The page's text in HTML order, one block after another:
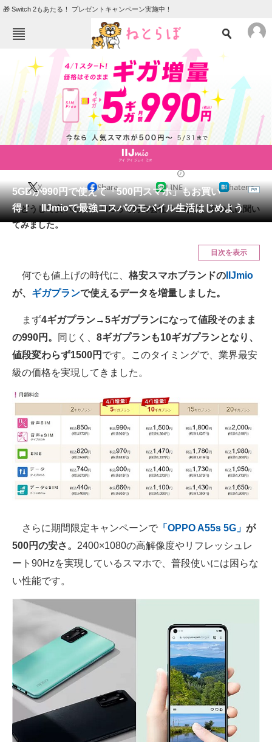
🎁 Switch 2もあたる！ プレゼントキャンペーン実施中！
ねとらぼメニュー
TOP ニュース
エンタメ クイズ
グルメ 地域
住まい 教育・育児
リサーチ
会員記事
メディア
スマホと通信の最新トレンド
進化するPCとデバイスの未来
ビジネスと働き方のヒント
AI活用のいまが分かる
企業ITのトレンドを詳説
経営リーダーのコミュニティ
マーケ×ITの今がよく分かる
企業向けIT製品の総合サイト
製造業のIT導入・活用を支援
モノづくり技術者専門サイト
エレクトロニクス専門サイト
電子設計の基本と応用
エネルギーの専門メディア
建設×テクノロジーの最前線
ちょっと気になるネットの話題
5GBが990円で使えて「500円スマホ」もお買い
得！ IIJmioで最強コスパのモバイル生活はじめよう
X Share LINE hatena
「どうして安いのか」「IIJって何の会社？」など、中の人に聞い
てみました。
目次を表示
何でも値上げの時代に、 格安スマホブランドの IIJmio
が、 ギガプランで使えるデータを増量しました。
まず4ギガプラン→5ギガプランになって値段そのまま
の990円。
同じく、 8ギガプランも10ギガプランとなり、
値段変わらず1500円 です。このタイミングで、業界最安
級の価格を実現してきました。
さらに期間限定キャンペーンで 「OPPO A55s 5G」 が
500円の安さ。 2400×1080の高解像度やリフレッシュレ
ート90Hzを実現しているスマホで、普段使いには困らな
い性能です。